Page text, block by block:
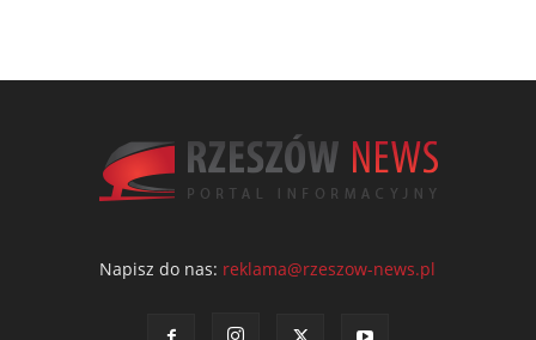
Napisz do nas: reklama@rzeszow-news.pl